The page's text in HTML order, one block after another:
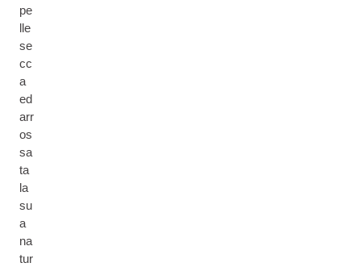
pe
lle
se
cc
a
ed
arr
os
sa
ta
la
su
a
na
tur